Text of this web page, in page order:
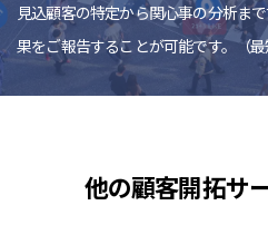
見込顧客の特定から関心事の分析ま
果をご報告することが可能です。（
他の顧客開拓サ